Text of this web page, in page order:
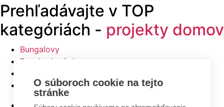
Prehľadávajte v TOP
kategóriách - projekty domov
Bungalovy
Poschodové domy
Domy na úzky pozemok
Najlacnejšie domy z ponuky
O súboroch cookie na tejto
stránke